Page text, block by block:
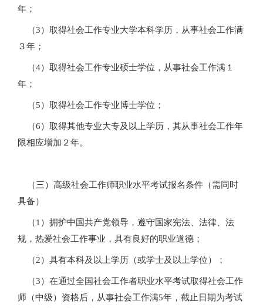
年；
（3）取得社会工作专业大学本科学历，从事社会工作满
３年；
（4）取得社会工作专业硕士学位，从事社会工作满１
年；
（5）取得社会工作专业博士学位；
（6）取得其他专业大专及以上学历，其从事社会工作年
限相应增加２年。
（三）高级社会工作师职业水平考试报名条件（需同时
具备）
（1）拥护中国共产党领导，遵守国家宪法、法律、法
规，热爱社会工作事业，具有良好的职业道德；
（2）具有本科及以上学历（或学士及以上学位）；
（3）在通过全国社会工作者职业水平考试取得社会工作
师（中级）资格后，从事社会工作满5年，截止日期为考试